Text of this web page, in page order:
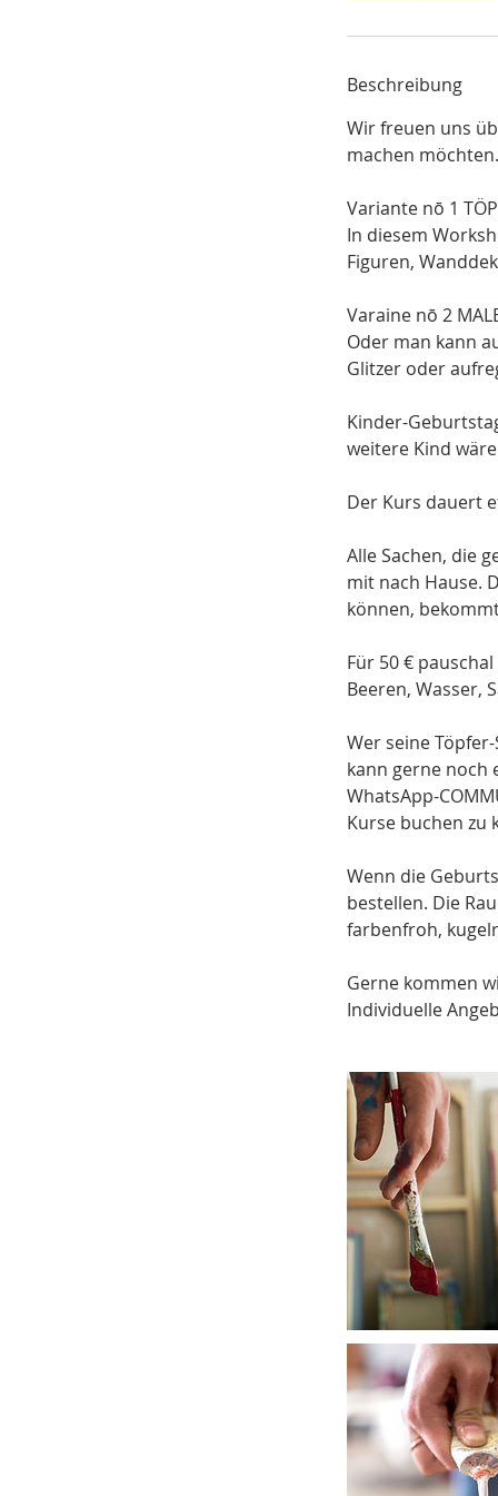
Beschreibung
Wir freuen uns
machen möchten.
Variante nō 1
In diesem
Figuren,
Varaine nō 2
​​​Oder man kann
Glitzer oder
​Kinder-
weitere Kind
Der Kurs dauert
Alle Sachen, die
mit nach Hause.
können,
Für 50 €
Beeren, Wasser,
Wer seine
kann gerne noch
WhatsApp-
Kurse buchen zu
Wenn die
bestellen. Die
farbenfroh,
Gerne kommen
Individuelle